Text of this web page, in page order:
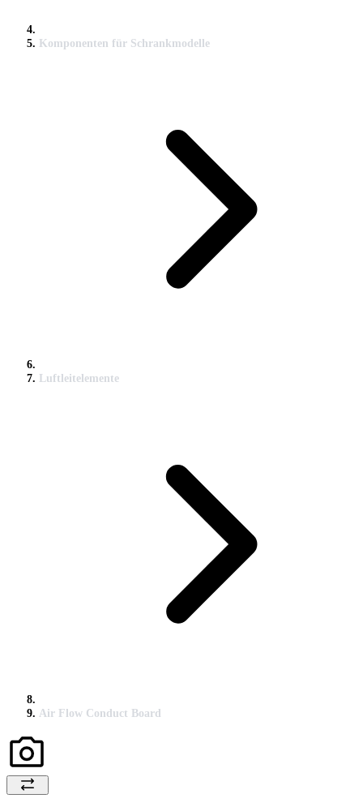
Komponenten für Schrankmodelle
Luftleitelemente
Air Flow Conduct Board